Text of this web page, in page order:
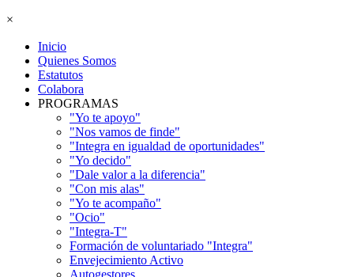
×
Inicio
Quienes Somos
Estatutos
Colabora
PROGRAMAS
"Yo te apoyo"
"Nos vamos de finde"
"Integra en igualdad de oportunidades"
"Yo decido"
"Dale valor a la diferencia"
"Con mis alas"
"Yo te acompaño"
"Ocio"
"Integra-T"
Formación de voluntariado "Integra"
Envejecimiento Activo
Autogestores